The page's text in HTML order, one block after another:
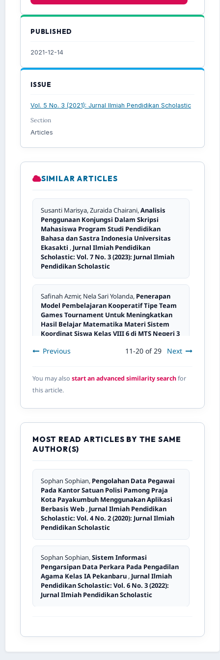
PUBLISHED
2021-12-14
ISSUE
Vol. 5 No. 3 (2021): Jurnal Ilmiah Pendidikan Scholastic
Section
Articles
SIMILAR ARTICLES
Susanti Marisya, Zuraida Chairani,Analisis
Penggunaan Konjungsi Dalam Skripsi
Mahasiswa Program Studi Pendidikan
Bahasa dan Sastra Indonesia Universitas
Ekasakti , Jurnal Ilmiah Pendidikan
Scholastic: Vol. 7 No. 3 (2023): Jurnal Ilmiah
Pendidikan Scholastic
Safinah Azmir, Nela Sari Yolanda, Penerapan
Model Pembelajaran Kooperatif Tipe Team
Games Tournament Untuk Meningkatkan
Hasil Belajar Matematika Materi Sistem
Koordinat Siswa Kelas VIII 6 di MTS Negeri 3
Jurnal Ilmiah Pendidikan Scholastic: Vol. 6
Buku Ajar Probability dan Statistika pada
Jurnal Ilmiah Pendidikan Scholastic
Teni Suriani, Dewi Devita,Efektivitas Lembar
Kerja Peserta Didik (LKPD) Menggunakan
Model Pembelajaran Discovery Learning
Terhadap Kemampuan Pemahaman Konsep
dan Pemecahan Masalah Matematis ,Jurnal
Ilmiah Pendidikan Scholastic: Vol. 5 No. 3
(2021): Jurnal Ilmiah Pendidikan Scholastic
Reflinda Reflinda,Penatausahaan Keuangan
Non Tunai pada Bendahara RSUD dr. Rasidin
Padang,Jurnal Ilmiah Pendidikan
Scholastic: Vol. 6 No. 3 (2022): Jurnal Ilmiah
Pendidikan Scholastic
dan Pengaruhnya Terhadap Kinerja Pelaku
Previous 11-20 of 29 Next
You may also start an advanced similarity searchfor
this article.
MOST READ ARTICLES BY THE SAME
AUTHOR(S)
Sophan Sophian, Pengolahan Data Pegawai
Pada Kantor Satuan Polisi Pamong Praja
Kota Payakumbuh Menggunakan Aplikasi
Berbasis Web , Jurnal Ilmiah Pendidikan
Scholastic: Vol. 4 No. 2 (2020): Jurnal Ilmiah
Pendidikan Scholastic
Sophan Sophian,Sistem Informasi
Pengarsipan Data Perkara Pada Pengadilan
Agama Kelas IA Pekanbaru , Jurnal Ilmiah
Pendidikan Scholastic: Vol. 6 No. 3 (2022):
Jurnal Ilmiah Pendidikan Scholastic